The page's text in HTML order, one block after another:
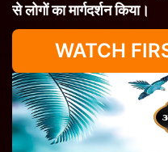
से लोगों का मार्गदर्शन किया।
WATCH